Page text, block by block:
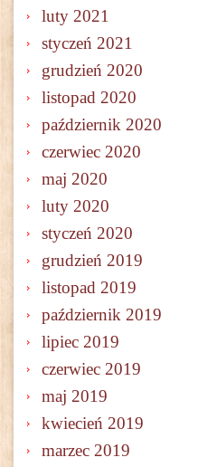
luty 2021
styczeń 2021
grudzień 2020
listopad 2020
październik 2020
czerwiec 2020
maj 2020
luty 2020
styczeń 2020
grudzień 2019
listopad 2019
październik 2019
lipiec 2019
czerwiec 2019
maj 2019
kwiecień 2019
marzec 2019